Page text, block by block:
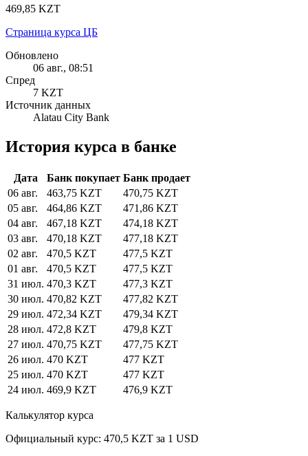
469,85 KZT
Страница курса ЦБ
Обновлено
06 авг., 08:51
Спред
7 KZT
Источник данных
Alatau City Bank
История курса в банке
Дата Банк покупает Банк продает
06 авг.
463,75 KZT
470,75 KZT
05 авг.
464,86 KZT
471,86 KZT
04 авг.
467,18 KZT
474,18 KZT
03 авг.
470,18 KZT
477,18 KZT
02 авг.
470,5 KZT
477,5 KZT
01 авг.
470,5 KZT
477,5 KZT
31 июл. 470,3 KZT
477,3 KZT
30 июл. 470,82 KZT
477,82 KZT
29 июл. 472,34 KZT
479,34 KZT
28 июл. 472,8 KZT
479,8 KZT
27 июл. 470,75 KZT
477,75 KZT
26 июл. 470 KZT
477 KZT
25 июл. 470 KZT
477 KZT
24 июл. 469,9 KZT 476,9 KZT
Калькулятор курса
Официальный курс: 470,5 KZT за 1 USD